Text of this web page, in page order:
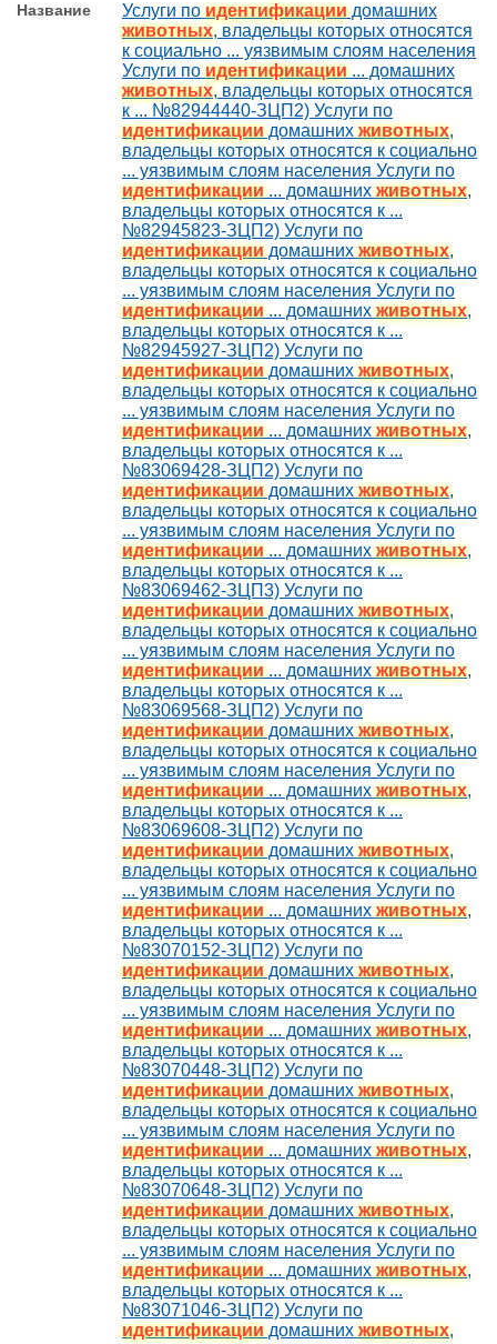
Услуги поидентификациидомашних
животных, владельцы которых относятся
к социально ... уязвимым слоям населения
Услуги поидентификации... домашних
животных, владельцы которых относятся
к ... №82944440-ЗЦП2) Услуги по
идентификациидомашнихживотных,
владельцы которых относятся к социально
... уязвимым слоям населения Услуги по
идентификации... домашнихживотных,
владельцы которых относятся к ...
№82945823-ЗЦП2) Услуги по
идентификациидомашнихживотных,
владельцы которых относятся к социально
... уязвимым слоям населения Услуги по
идентификации... домашнихживотных,
владельцы которых относятся к ...
№82945927-ЗЦП2) Услуги по
идентификациидомашнихживотных,
владельцы которых относятся к социально
... уязвимым слоям населения Услуги по
идентификации... домашнихживотных,
владельцы которых относятся к ...
№83069428-ЗЦП2) Услуги по
идентификациидомашнихживотных,
владельцы которых относятся к социально
... уязвимым слоям населения Услуги по
идентификации... домашнихживотных,
владельцы которых относятся к ...
№83069462-ЗЦП3) Услуги по
идентификациидомашнихживотных,
владельцы которых относятся к социально
... уязвимым слоям населения Услуги по
идентификации... домашнихживотных,
владельцы которых относятся к ...
№83069568-ЗЦП2) Услуги по
идентификациидомашнихживотных,
владельцы которых относятся к социально
... уязвимым слоям населения Услуги по
идентификации... домашнихживотных,
владельцы которых относятся к ...
№83069608-ЗЦП2) Услуги по
идентификациидомашнихживотных,
владельцы которых относятся к социально
... уязвимым слоям населения Услуги по
идентификации... домашнихживотных,
владельцы которых относятся к ...
№83070152-ЗЦП2) Услуги по
идентификациидомашнихживотных,
владельцы которых относятся к социально
... уязвимым слоям населения Услуги по
идентификации... домашнихживотных,
владельцы которых относятся к ...
№83070448-ЗЦП2) Услуги по
идентификациидомашнихживотных,
владельцы которых относятся к социально
... уязвимым слоям населения Услуги по
идентификации... домашнихживотных,
владельцы которых относятся к ...
№83070648-ЗЦП2) Услуги по
идентификациидомашнихживотных,
владельцы которых относятся к социально
... уязвимым слоям населения Услуги по
идентификации... домашнихживотных,
владельцы которых относятся к ...
№83071046-ЗЦП2) Услуги по
идентификациидомашнихживотных,